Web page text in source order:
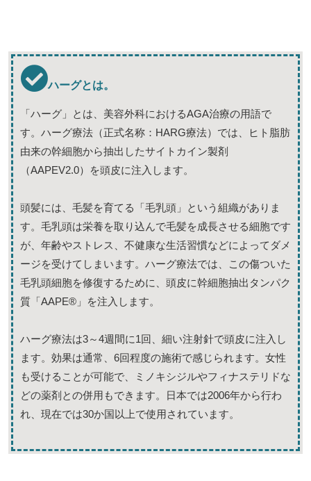
ハーグとは。
「ハーグ」とは、美容外科におけるAGA治療の用語で
す。ハーグ療法（正式名称：HARG療法）では、ヒト脂肪
由来の幹細胞から抽出したサイトカイン製剤
（AAPEV2.0）を頭皮に注入します。
頭髪には、毛髪を育てる「毛乳頭」という組織がありま
す。毛乳頭は栄養を取り込んで毛髪を成長させる細胞です
が、年齢やストレス、不健康な生活習慣などによってダメ
ージを受けてしまいます。ハーグ療法では、この傷ついた
毛乳頭細胞を修復するために、頭皮に幹細胞抽出タンパク
質「AAPE®」を注入します。
ハーグ療法は3～4週間に1回、細い注射針で頭皮に注入し
ます。効果は通常、6回程度の施術で感じられます。女性
も受けることが可能で、ミノキシジルやフィナステリドな
どの薬剤との併用もできます。日本では2006年から行わ
れ、現在では30か国以上で使用されています。